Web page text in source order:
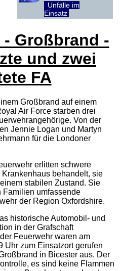
Unfälle im
Einsatz
- Großbrand -
und zwei
FA
Großbrand auf einem
Air Force starben drei
Von der
Jennie Logan und Martyn
für die Londoner
erlitten schwere
behandelt, sie
stabilen Zustand. Sie
Familien umfassende
der Region Oxfordshire.
historische Automobil- und
in der Grafschaft
Feuerwehr waren am
Uhr zum Einsatzort gerufen
in Bicester aus. Der
es sind keine Flammen